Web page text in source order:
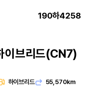
190하4258
이브리드(CN7)
하이브리드 55,570km